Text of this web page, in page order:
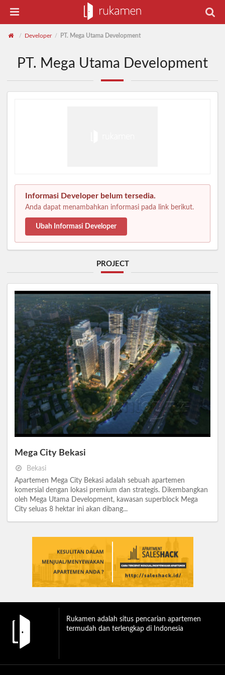
/ Developer / PT. Mega Utama Development
PT. Mega Utama Development
Informasi Developer belum tersedia.
Anda dapat menambahkan informasi pada link berikut.
Ubah Informasi Developer
PROJECT
Mega City Bekasi
Bekasi
Apartemen Mega City Bekasi adalah sebuah apartemen
komersial dengan lokasi premium dan strategis. Dikembangkan
oleh Mega Utama Development, kawasan superblock Mega
City seluas 8 hektar ini akan dibang...
Rukamen adalah situs pencarian apartemen
termudah dan terlengkap di Indonesia